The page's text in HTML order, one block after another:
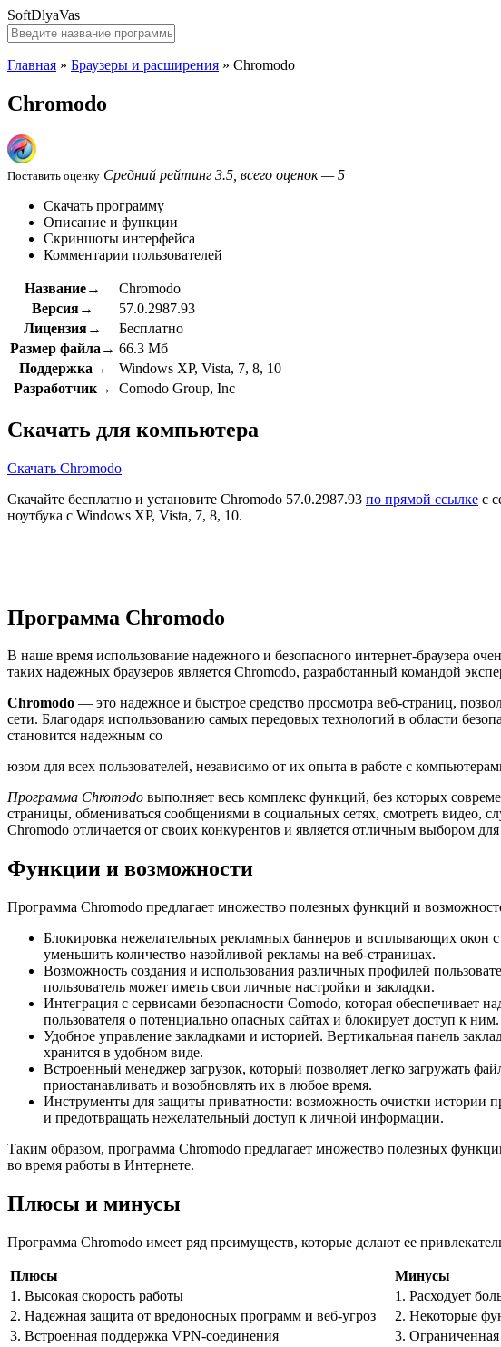
SoftDlyaVas
Главная » Браузеры и расширения » Chromodo
Chromodo
Поставить оценку Средний рейтинг 3.5, всего оценок — 5
Скачать программу
Описание и функции
Скриншоты интерфейса
Комментарии пользователей
Название→
Chromodo
Версия→
57.0.2987.93
Лицензия→
Бесплатно
Размер файла→ 66.3 Мб
Поддержка→
Windows XP, Vista, 7, 8, 10
Разработчик→
Comodo Group, Inc
Скачать для компьютера
Скачать Chromodo
Скачайте бесплатно и установите Chromodo 57.0.2987.93 по прямой ссылке с
ноутбука с Windows XP, Vista, 7, 8, 10.
Программа Chromodo
В наше время использование надежного и безопасного интернет-браузера
таких надежных браузеров является Chromodo, разработанный командой
Chromodo — это надежное и быстрое средство просмотра веб-страниц,
сети. Благодаря использованию самых передовых технологий в области
становится надежным со
юзом для всех пользователей, независимо от их опыта в работе с
Программа Chromodo выполняет весь комплекс функций, без которых
страницы, обмениваться сообщениями в социальных сетях, смотреть видео,
Chromodo отличается от своих конкурентов и является отличным выбором
Функции и возможности
Программа Chromodo предлагает множество полезных функций и
Блокировка нежелательных рекламных баннеров и всплывающих окон
уменьшить количество назойливой рекламы на веб-страницах.
Возможность создания и использования различных профилей
пользователь может иметь свои личные настройки и закладки.
Интеграция с сервисами безопасности Comodo, которая
пользователя о потенциально опасных сайтах и блокирует доступ к ним.
Удобное управление закладками и историей. Вертикальная панель
хранится в удобном виде.
Встроенный менеджер загрузок, который позволяет легко загружать
приостанавливать и возобновлять их в любое время.
Инструменты для защиты приватности: возможность очистки истории
и предотвращать нежелательный доступ к личной информации.
Таким образом, программа Chromodo предлагает множество полезных
во время работы в Интернете.
Плюсы и минусы
Программа Chromodo имеет ряд преимуществ, которые делают ее
Плюсы
Минусы
1. Высокая скорость работы
1. Расходует
2. Надежная защита от вредоносных программ и веб-угроз
2. Некоторые
3. Встроенная поддержка VPN-соединения
3.